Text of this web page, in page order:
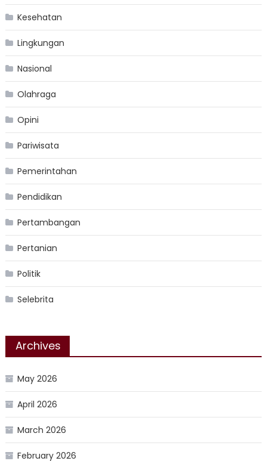
Kesehatan
Lingkungan
Nasional
Olahraga
Opini
Pariwisata
Pemerintahan
Pendidikan
Pertambangan
Pertanian
Politik
Selebrita
Archives
May 2026
April 2026
March 2026
February 2026